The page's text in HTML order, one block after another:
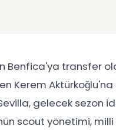
Benfica'ya transfer
Kerem Aktürkoğlu'na
gelecek sezon
scout yönetimi, milli